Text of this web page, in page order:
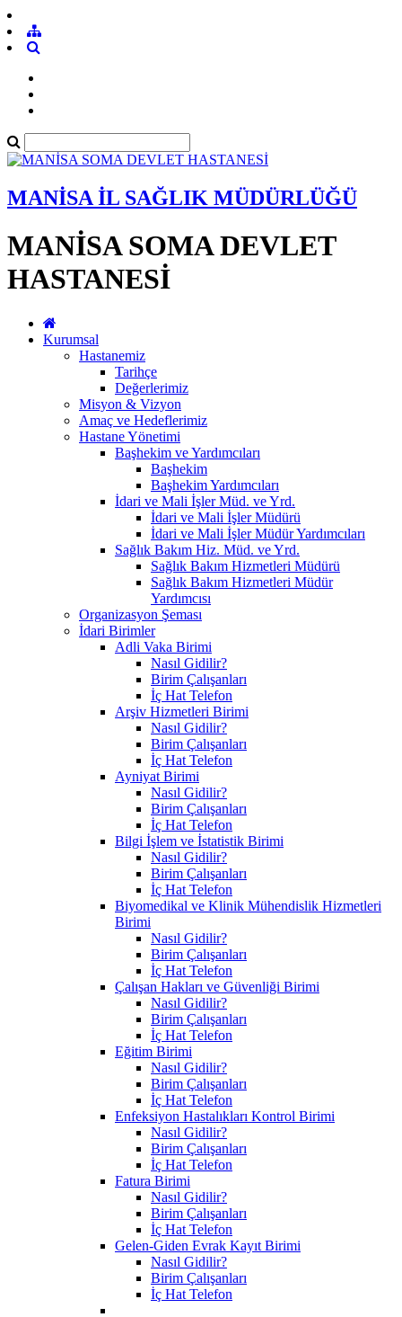
MANİSA İL SAĞLIK MÜDÜRLÜĞÜ
MANİSA SOMA DEVLET
HASTANESİ
Kurumsal
Hastanemiz
Tarihçe
Değerlerimiz
Misyon & Vizyon
Amaç ve Hedeflerimiz
Hastane Yönetimi
Başhekim ve Yardımcıları
Başhekim
Başhekim Yardımcıları
İdari ve Mali İşler Müd. ve Yrd.
İdari ve Mali İşler Müdürü
İdari ve Mali İşler Müdür Yardımcıları
Sağlık Bakım Hiz. Müd. ve Yrd.
Sağlık Bakım Hizmetleri Müdürü
Sağlık Bakım Hizmetleri Müdür
Yardımcısı
Organizasyon Şeması
İdari Birimler
Adli Vaka Birimi
Nasıl Gidilir?
Birim Çalışanları
İç Hat Telefon
Arşiv Hizmetleri Birimi
Nasıl Gidilir?
Birim Çalışanları
İç Hat Telefon
Ayniyat Birimi
Nasıl Gidilir?
Birim Çalışanları
İç Hat Telefon
Bilgi İşlem ve İstatistik Birimi
Nasıl Gidilir?
Birim Çalışanları
İç Hat Telefon
Biyomedikal ve Klinik Mühendislik Hizmetleri
Birimi
Nasıl Gidilir?
Birim Çalışanları
İç Hat Telefon
Çalışan Hakları ve Güvenliği Birimi
Nasıl Gidilir?
Birim Çalışanları
İç Hat Telefon
Eğitim Birimi
Nasıl Gidilir?
Birim Çalışanları
İç Hat Telefon
Enfeksiyon Hastalıkları Kontrol Birimi
Nasıl Gidilir?
Birim Çalışanları
İç Hat Telefon
Fatura Birimi
Nasıl Gidilir?
Birim Çalışanları
İç Hat Telefon
Gelen-Giden Evrak Kayıt Birimi
Nasıl Gidilir?
Birim Çalışanları
İç Hat Telefon